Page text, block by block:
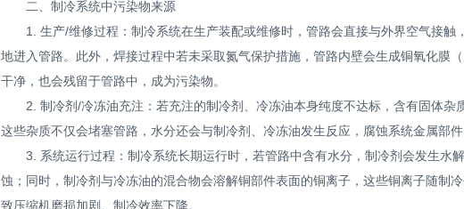
二、制冷系统中污染物来源
1. 生产/维修过程：制冷系统在生产装配或维修时，管路会直接与外界空气接触
地进入管路。此外，焊接过程中若未采取氮气保护措施，管路内壁会生成铜氧化膜
干净，也会残留于管路中，成为污染物。
2. 制冷剂/冷冻油充注：若充注的制冷剂、冷冻油本身纯度不达标，含有固体杂
这些杂质不仅会堵塞管路，水分还会与制冷剂、冷冻油发生反应，腐蚀系统金属部件
3. 系统运行过程：制冷系统长期运行时，若管路中含有水分，制冷剂会发生水
蚀；同时，制冷剂与冷冻油的混合物会溶解铜部件表面的铜离子，这些铜离子随制
致压缩机磨损加剧、制冷效率下降。